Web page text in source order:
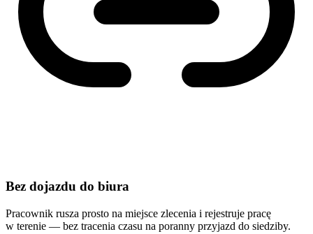
Bez dojazdu do biura
Pracownik rusza prosto na miejsce zlecenia i rejestruje pracę
w terenie — bez tracenia czasu na poranny przyjazd do siedziby.